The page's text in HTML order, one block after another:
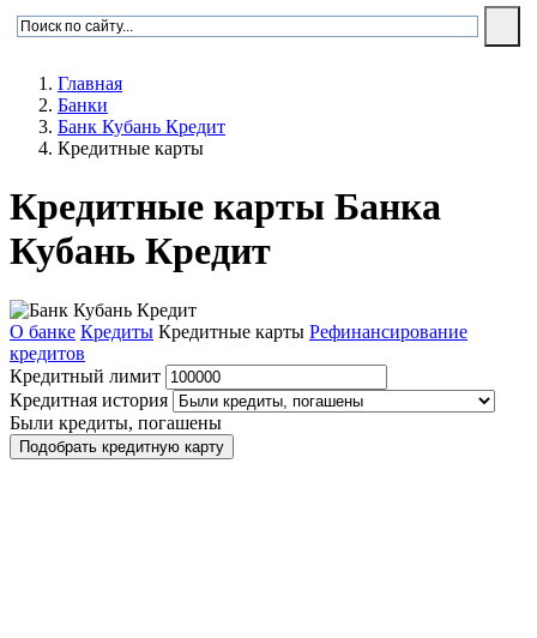
Главная
Банки
Банк Кубань Кредит
Кредитные карты
Кредитные карты Банка
Кубань Кредит
О банке Кредиты Кредитные карты Рефинансирование
кредитов
Кредитный лимит
Кредитная история
Были кредиты, погашены
Подобрать кредитную карту